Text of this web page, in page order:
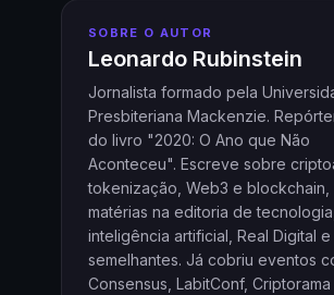
SOBRE O AUTOR
Leonardo Rubinstein
Jornalista formado pela
Presbiteriana Mackenzie.
do livro "2020: O Ano que Não
Aconteceu". Escreve sobre
tokenização, Web3 e blockchain,
matérias na editoria de
inteligência artificial, Real Digital e
semelhantes. Já cobriu eventos
Consensus, LabitConf, Criptorama